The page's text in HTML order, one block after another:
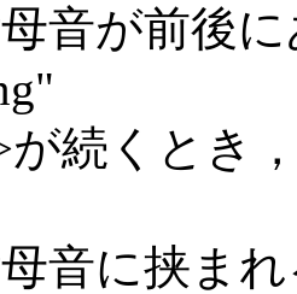
が前後に
続くとき
に挟まれ